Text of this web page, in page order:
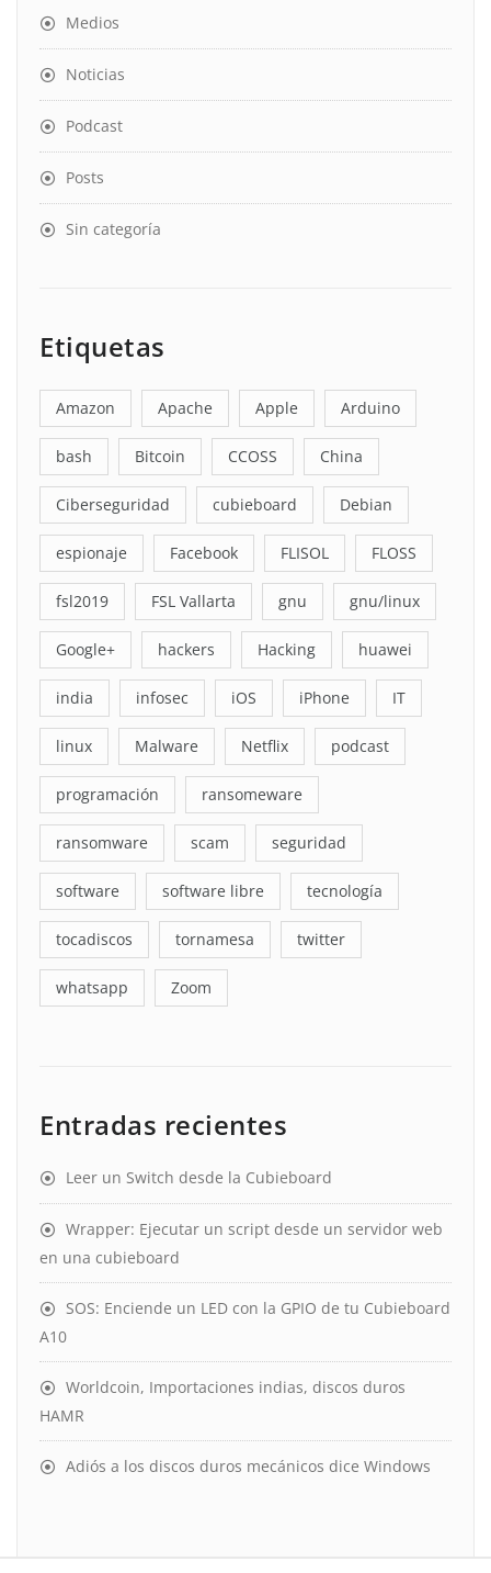
Medios
Noticias
Podcast
Posts
Sin categoría
Etiquetas
Amazon Apache Apple Arduino
bash Bitcoin CCOSS China
Ciberseguridad cubieboard Debian
espionaje Facebook FLISOL FLOSS
fsl2019 FSL Vallarta gnu gnu/linux
Google+ hackers Hacking huawei
india infosec iOS iPhone IT
linux Malware Netflix podcast
programación ransomeware
ransomware scam seguridad
software software libre tecnología
tocadiscos tornamesa twitter
whatsapp Zoom
Entradas recientes
Leer un Switch desde la Cubieboard
Wrapper: Ejecutar un script desde un servidor web
en una cubieboard
SOS: Enciende un LED con la GPIO de tu Cubieboard
A10
Worldcoin, Importaciones indias, discos duros
HAMR
Adiós a los discos duros mecánicos dice Windows